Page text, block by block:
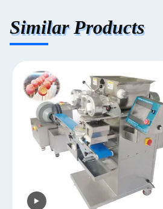
Similar Products